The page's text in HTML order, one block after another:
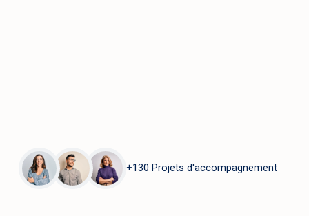
Pré-inscription
+130 Projets d'accompagnement